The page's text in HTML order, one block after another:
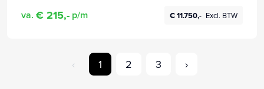
va. € 215,- p/m € 11.750,- Excl. BTW
‹ 1 2 3 ›